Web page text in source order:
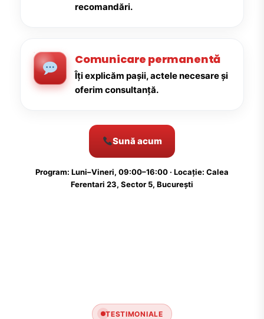
recomandări.
Comunicare permanentă
Îți explicăm pașii, actele necesare și
oferim consultanță.
Sună acum
Program: Luni–Vineri, 09:00–16:00 · Locație: Calea
Ferentari 23, Sector 5, București
TESTIMONIALE